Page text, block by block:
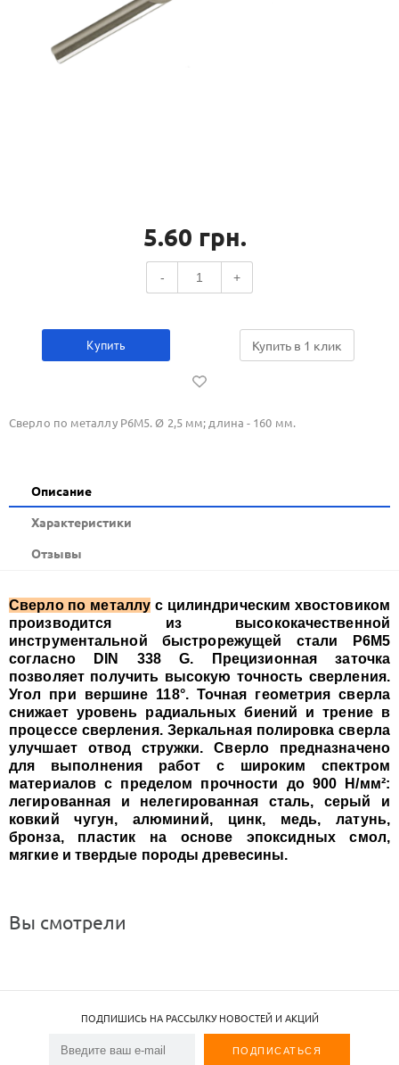
5.60 грн.
- +
Купить Купить в 1 клик
Сверло по металлу Р6М5. Ø 2,5 мм; длина - 160 мм.
Описание
Xарактеристики
Отзывы
Сверло по металлу с цилиндрическим хвостовиком
производится из высококачественной
инструментальной быстрорежущей стали Р6М5
согласно DIN 338 G. Прецизионная заточка
позволяет получить высокую точность сверления.
Угол при вершине 118°. Точная геометрия сверла
снижает уровень радиальных биений и трение в
процессе сверления. Зеркальная полировка сверла
улучшает отвод стружки. Сверло предназначено
для выполнения работ с широким спектром
материалов с пределом прочности до 900 Н/мм²:
легированная и нелегированная сталь, серый и
ковкий чугун, алюминий, цинк, медь, латунь,
бронза, пластик на основе эпоксидных смол,
мягкие и твердые породы древесины.
Вы смотрели
ПОДПИШИСЬ НА РАССЫЛКУ НОВОСТЕЙ И АКЦИЙ